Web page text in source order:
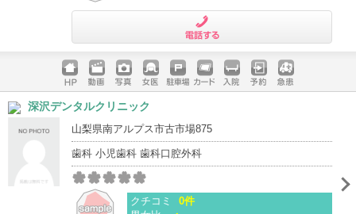
ホームペ
ージ
動画 写真 女医 駐車場
クレジッ
入院 予約 急患
深沢デンタルクリニック
山梨県南アルプス市古市場875
歯科 小児歯科 歯科口腔外科
クチコミ
0件